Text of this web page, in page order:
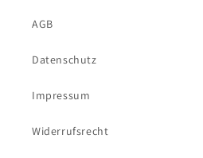
AGB
Datenschutz
Impressum
Widerrufsrecht